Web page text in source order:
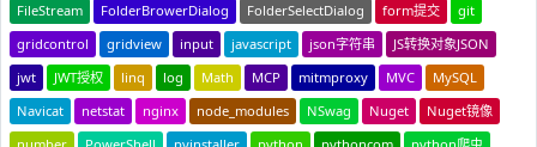
FileStream
FolderBrowerDialog FolderSelectDialog form提交
git
gridcontrol
gridview input javascript json字符串
JS转换对象JSON
jwt
JWT授权 linq log Math MCP mitmproxy MVC
MySQL
Navicat
netstat nginx node_modules NSwag Nuget
Nuget镜像